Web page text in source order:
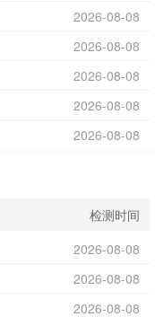
2026-08-08
2026-08-08
2026-08-08
2026-08-08
2026-08-08
检测时间
2026-08-08
2026-08-08
2026-08-08